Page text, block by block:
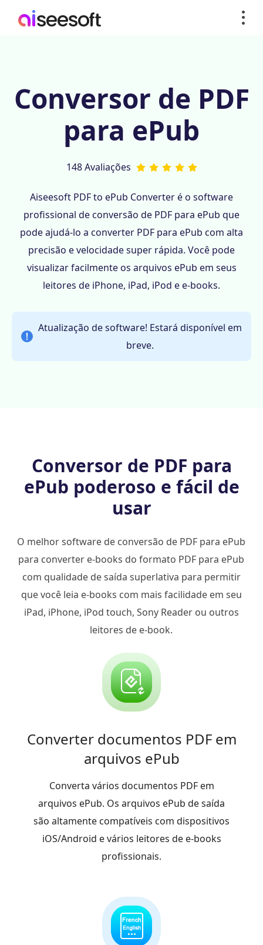
Conversor de PDF
para ePub
148 Avaliações
Aiseesoft PDF to ePub Converter é o software
profissional de conversão de PDF para ePub que
pode ajudá-lo a converter PDF para ePub com alta
precisão e velocidade super rápida. Você pode
visualizar facilmente os arquivos ePub em seus
leitores de iPhone, iPad, iPod e e-books.
Atualização de software! Estará disponível em
breve.
Conversor de PDF para
ePub poderoso e fácil de
usar
O melhor software de conversão de PDF para ePub
para converter e-books do formato PDF para ePub
com qualidade de saída superlativa para permitir
que você leia e-books com mais facilidade em seu
iPad, iPhone, iPod touch, Sony Reader ou outros
leitores de e-book.
Converter documentos PDF em
arquivos ePub
Converta vários documentos PDF em
arquivos ePub. Os arquivos ePub de saída
são altamente compatíveis com dispositivos
iOS/Android e vários leitores de e-books
profissionais.